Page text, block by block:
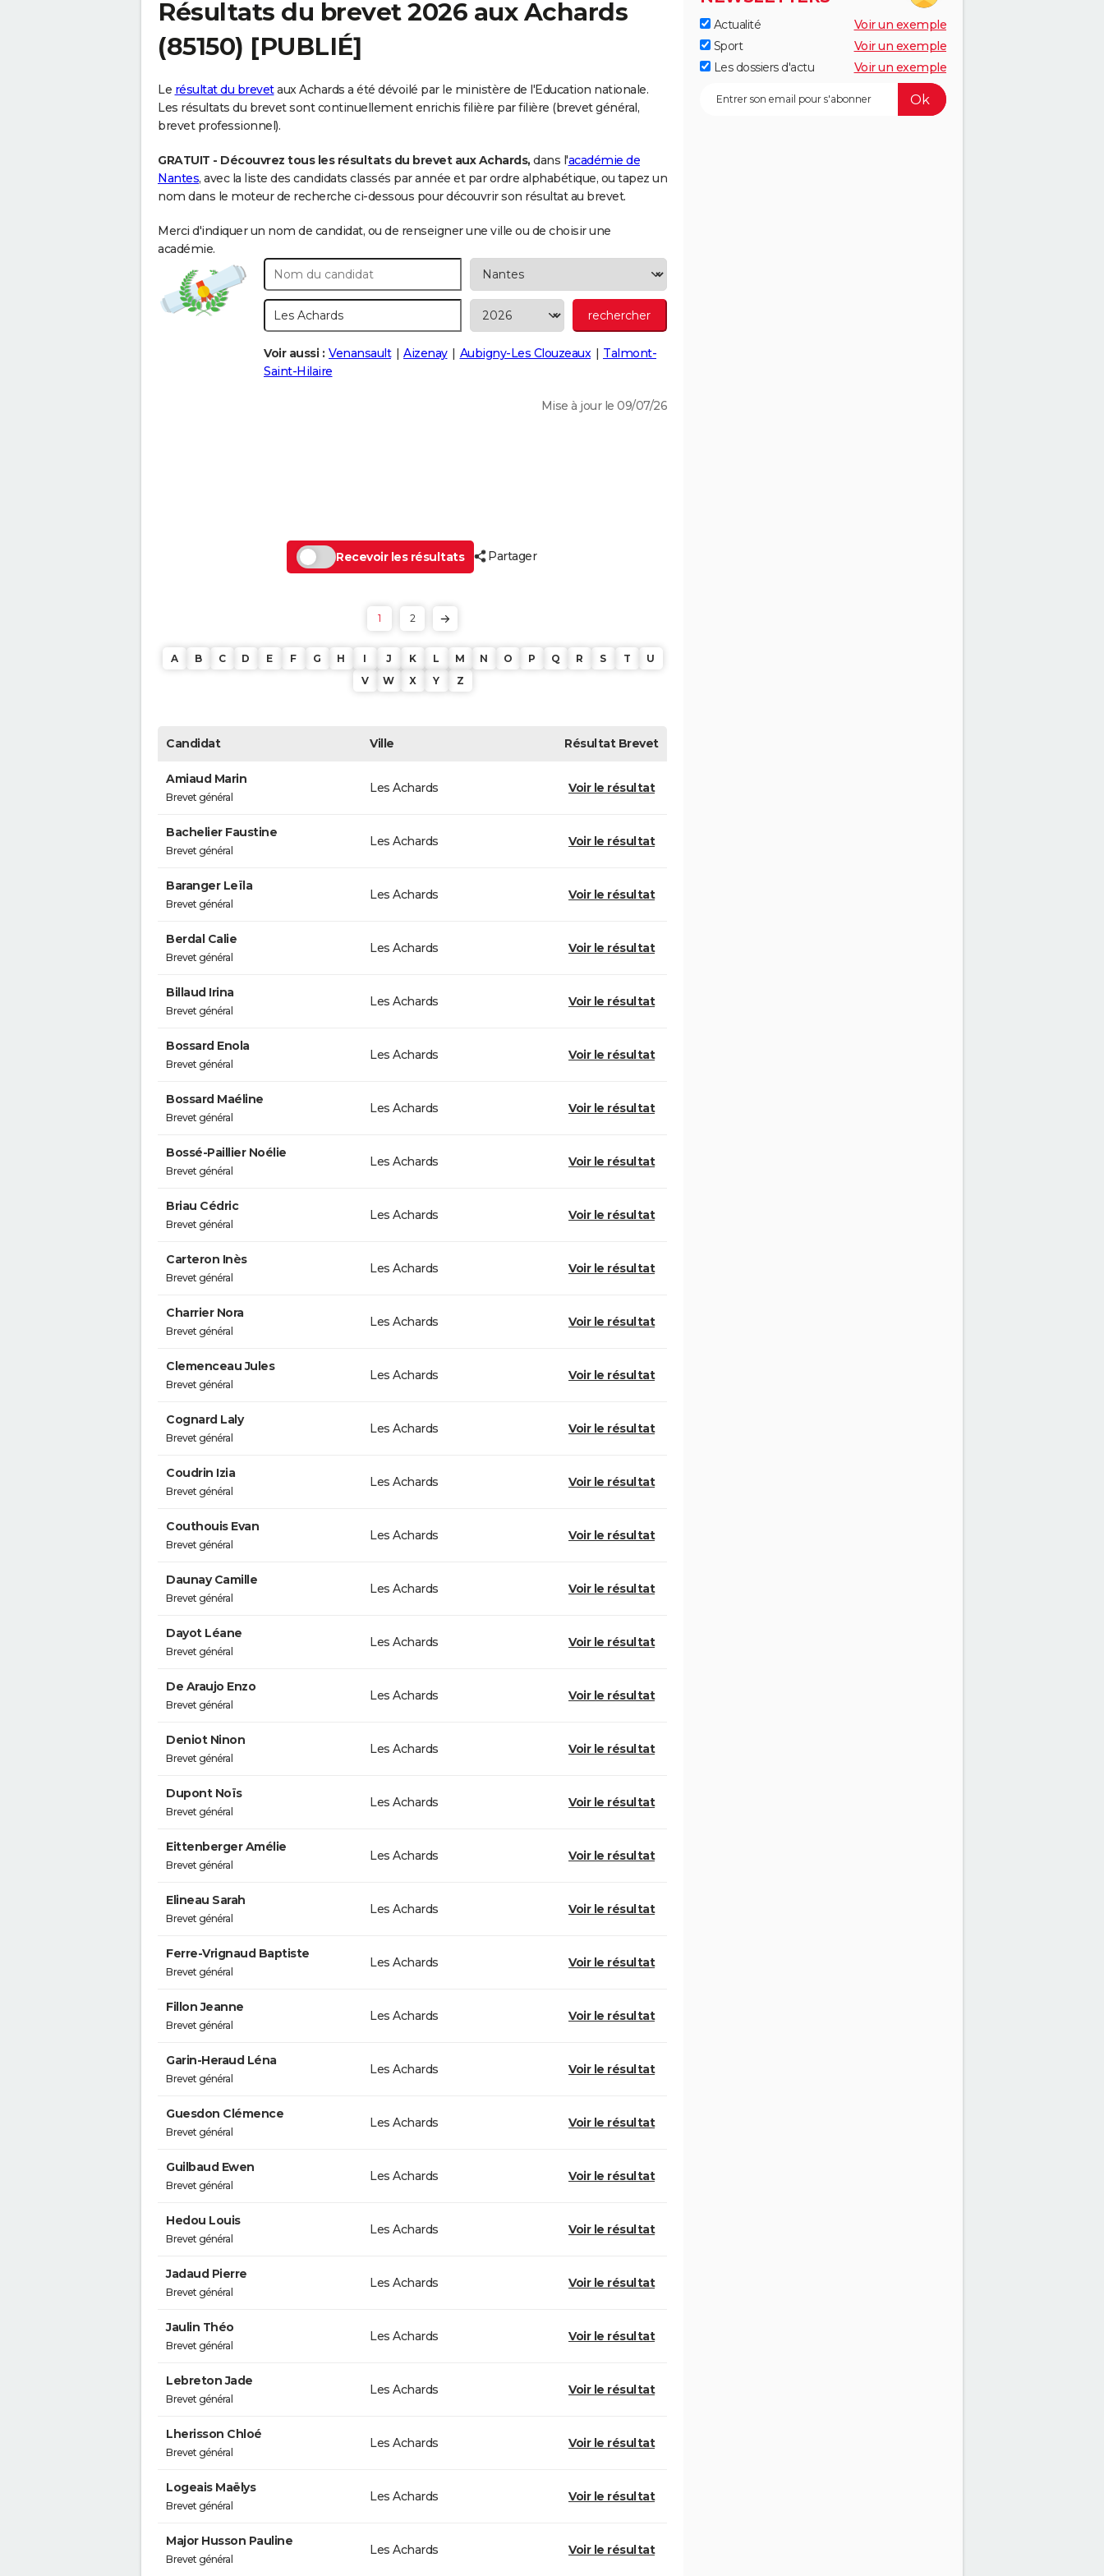
Résultats du brevet 2026 auxAchards
(85150) [PUBLIÉ]
Le résultat du brevetaux Achards a été dévoilé par le ministère de l'Education nationale.
Les résultats du brevet sont continuellement enrichis filière par filière (brevet général,
brevet professionnel).
GRATUIT - Découvrez tous les résultats du brevet aux Achards, dans l'académie de
Nantes, avec la liste des candidats classés par année et par ordre alphabétique, ou tapez un
nom dans le moteur de recherche ci-dessous pour découvrir son résultat au brevet.
Merci d'indiquer un nom de candidat, ou de renseigner une ville ou de choisir une
académie.
Voir aussi : Venansault Aizenay Aubigny-Les Clouzeaux
Talmont-
Saint-Hilaire
Mise à jour le 09/07/26
Recevoir les résultats Partager
1 2
A B C D E F G H I J K L M N O P Q R S T
U
V
W X Y Z
Candidat Ville RésultatBrevet
Amiaud Marin
Brevet général
Les Achards Voir le résultat
Bachelier Faustine
Brevet général
Les Achards Voir le résultat
Baranger Leïla
Brevet général
Les Achards Voir le résultat
Berdal Calie
Brevet général
Les Achards Voir le résultat
Billaud Irina
Brevet général
Les Achards Voir le résultat
Bossard Enola
Brevet général
Les Achards Voir le résultat
Bossard Maéline
Brevet général
Les Achards Voir le résultat
Bossé-Paillier Noélie
Brevet général
Les Achards Voir le résultat
Briau Cédric
Brevet général
Les Achards Voir le résultat
Carteron Inès
Brevet général
Les Achards Voir le résultat
Charrier Nora
Brevet général
Les Achards Voir le résultat
Clemenceau Jules
Brevet général
Les Achards Voir le résultat
Cognard Laly
Brevet général
Les Achards Voir le résultat
Coudrin Izia
Brevet général
Les Achards Voir le résultat
Couthouis Evan
Brevet général
Les Achards Voir le résultat
Daunay Camille
Brevet général
Les Achards Voir le résultat
Dayot Léane
Brevet général
Les Achards Voir le résultat
De Araujo Enzo
Brevet général
Les Achards Voir le résultat
Deniot Ninon
Brevet général
Les Achards Voir le résultat
Dupont Noïs
Brevet général
Les Achards Voir le résultat
Eittenberger Amélie
Brevet général
Les Achards Voir le résultat
Elineau Sarah
Brevet général
Les Achards Voir le résultat
Ferre-Vrignaud Baptiste
Brevet général
Les Achards Voir le résultat
Fillon Jeanne
Brevet général
Les Achards Voir le résultat
Garin-Heraud Léna
Brevet général
Les Achards Voir le résultat
Guesdon Clémence
Brevet général
Les Achards Voir le résultat
Guilbaud Ewen
Brevet général
Les Achards Voir le résultat
Hedou Louis
Brevet général
Les Achards Voir le résultat
Jadaud Pierre
Brevet général
Les Achards Voir le résultat
Jaulin Théo
Brevet général
Les Achards Voir le résultat
Lebreton Jade
Brevet général
Les Achards Voir le résultat
Lherisson Chloé
Brevet général
Les Achards Voir le résultat
Logeais Maëlys
Brevet général
Les Achards Voir le résultat
Major Husson Pauline
Brevet général
Les Achards Voir le résultat
Actualité
Voir un exemple
Sport
Voir un exemple
Les dossiers d'actu
Voir un exemple